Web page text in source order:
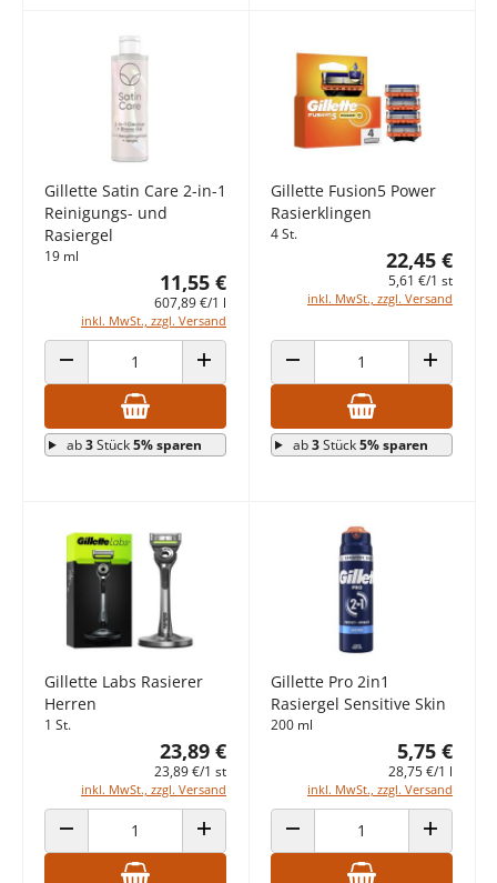
Gillette Satin Care 2-in-1
Reinigungs- und
Rasiergel
19 ml
11,55 €
607,89 €/1 l
inkl. MwSt., zzgl. Versand
ANZAHL VERRINGERN ANZAHL ERHÖHEN
ab3Stück5% sparen
Gillette Fusion5 Power
Rasierklingen
4 St.
22,45 €
5,61 €/1 st
inkl. MwSt., zzgl. Versand
ANZAHL VERRINGERN ANZAHL
ab3Stück5% sparen
Gillette Labs Rasierer
Herren
1 St.
23,89 €
23,89 €/1 st
inkl. MwSt., zzgl. Versand
ANZAHL VERRINGERN ANZAHL ERHÖHEN
Gillette Pro 2in1
Rasiergel Sensitive Skin
200 ml
5,75 €
28,75 €/1 l
inkl. MwSt., zzgl. Versand
ANZAHL VERRINGERN ANZAHL